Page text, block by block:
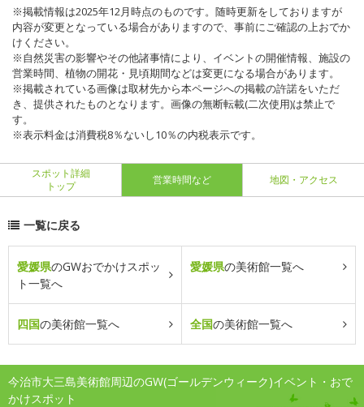
※掲載情報は2025年12月時点のものです。随時更新をしておりますが
内容が変更となっている場合がありますので、事前にご確認の上おでか
けください。
※自然災害の影響やその他諸事情により、イベントの開催情報、施設の
営業時間、植物の開花・見頃期間などは変更になる場合があります。
※掲載されている画像は取材先から本ページへの掲載の許諾をいただ
き、提供されたものとなります。画像の無断転載(二次使用)は禁止で
す。
※表示料金は消費税8％ないし10％の内税表示です。
スポット詳細
トップ
営業時間など 地図・アクセス
一覧に戻る
愛媛県のGWおでかけスポッ
ト一覧へ
愛媛県の美術館一覧へ
四国の美術館一覧へ 全国の美術館一覧へ
今治市大三島美術館周辺のGW(ゴールデンウィーク)イベント・おで
かけスポット